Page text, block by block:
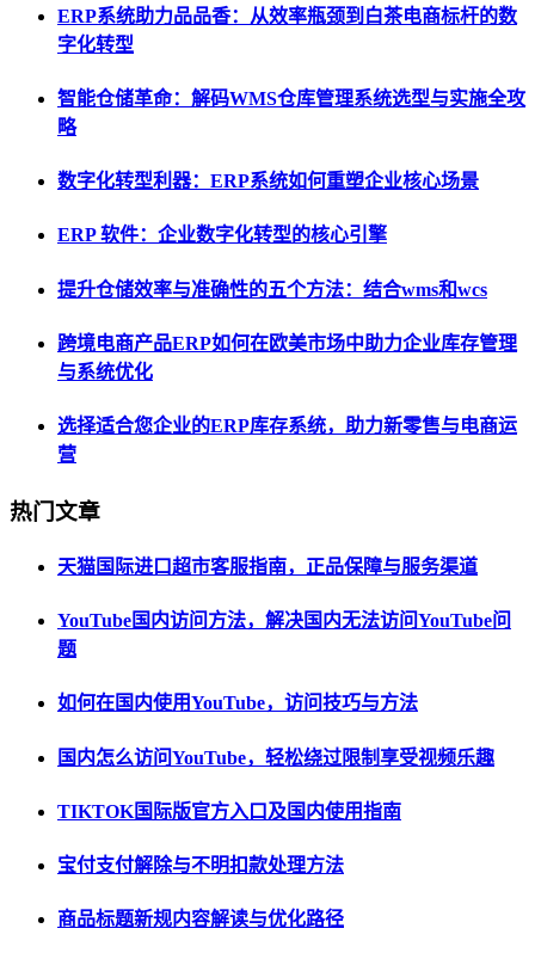
ERP系统助力品品香：从效率瓶颈到白茶电商标杆的数
字化转型
智能仓储革命：解码WMS仓库管理系统选型与实施全攻
略
数字化转型利器：ERP系统如何重塑企业核心场景
ERP 软件：企业数字化转型的核心引擎
提升仓储效率与准确性的五个方法：结合wms和wcs
跨境电商产品ERP如何在欧美市场中助力企业库存管理
与系统优化
选择适合您企业的ERP库存系统，助力新零售与电商运
营
热门文章
天猫国际进口超市客服指南，正品保障与服务渠道
YouTube国内访问方法，解决国内无法访问YouTube问
题
如何在国内使用YouTube，访问技巧与方法
国内怎么访问YouTube，轻松绕过限制享受视频乐趣
TIKTOK国际版官方入口及国内使用指南
宝付支付解除与不明扣款处理方法
商品标题新规内容解读与优化路径